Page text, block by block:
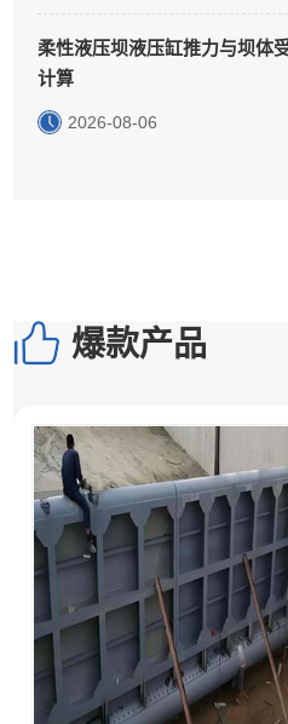
柔性液压坝液压缸推力与坝体
计算
2026-08-06
爆款产品